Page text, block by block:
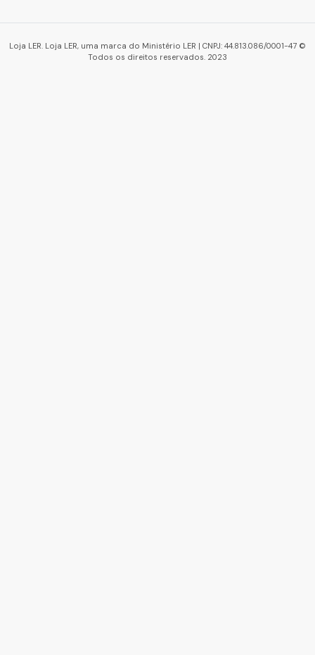
Loja LER. Loja LER, uma marca do Ministério LER | CNPJ: 44.813.086/0001-47 ©
Todos os direitos reservados. 2023